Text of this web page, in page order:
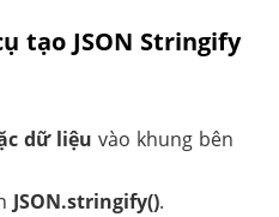
tạo JSON Stringify
dữ liệu vào khung bên
JSON.stringify().